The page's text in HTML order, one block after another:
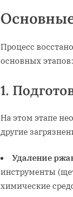
Процесс
основных этапов:
1.
На этом этапе
другие
Удаление
инструменты
химические